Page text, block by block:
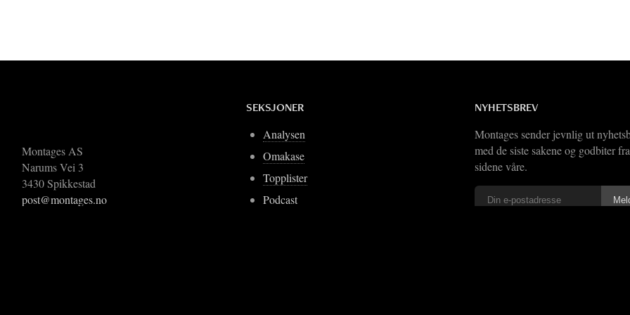
Montages AS
Narums Vei 3
3430 Spikkestad
post@montages.no
SEKSJONER
Analysen
Omakase
Topplister
Podcast
NYHETSBREV
Montages sender jevnlig ut
med de siste sakene og godbiter fra
sidene våre.